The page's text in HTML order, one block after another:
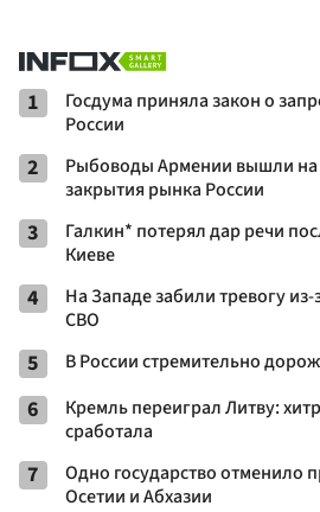
1
Госдума приняла закон о
России
2
Рыбоводы Армении вышли на
закрытия рынка России
3
Галкин* потерял дар речи
Киеве
4
На Западе забили тревогу
СВО
5 В России стремительно
6
Кремль переиграл Литву:
сработала
7
Одно государство отменило
Осетии и Абхазии